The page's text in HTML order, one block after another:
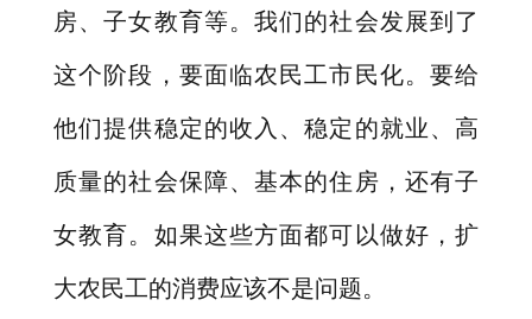
房、子女教育等。我们的社会发展到了
这个阶段，要面临农民工市民化。要给
他们提供稳定的收入、稳定的就业、高
质量的社会保障、基本的住房，还有子
女教育。如果这些方面都可以做好，扩
大农民工的消费应该不是问题。